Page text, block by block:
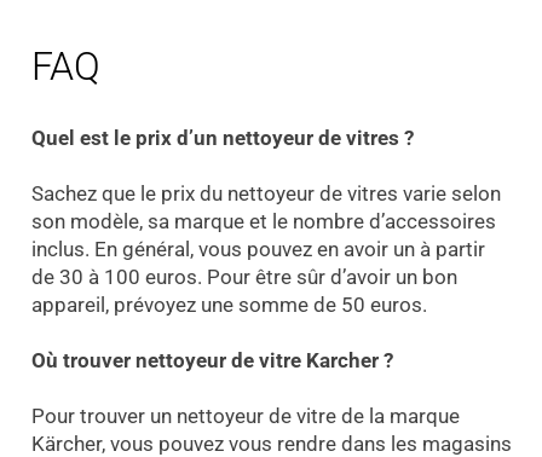
FAQ
Quel est le prix d’un nettoyeur de vitres ?
Sachez que le prix du nettoyeur de vitres varie selon
son modèle, sa marque et le nombre d’accessoires
inclus. En général, vous pouvez en avoir un à partir
de 30 à 100 euros. Pour être sûr d’avoir un bon
appareil, prévoyez une somme de 50 euros.
Où trouver nettoyeur de vitre Karcher ?
Pour trouver un nettoyeur de vitre de la marque
Kärcher, vous pouvez vous rendre dans les magasins